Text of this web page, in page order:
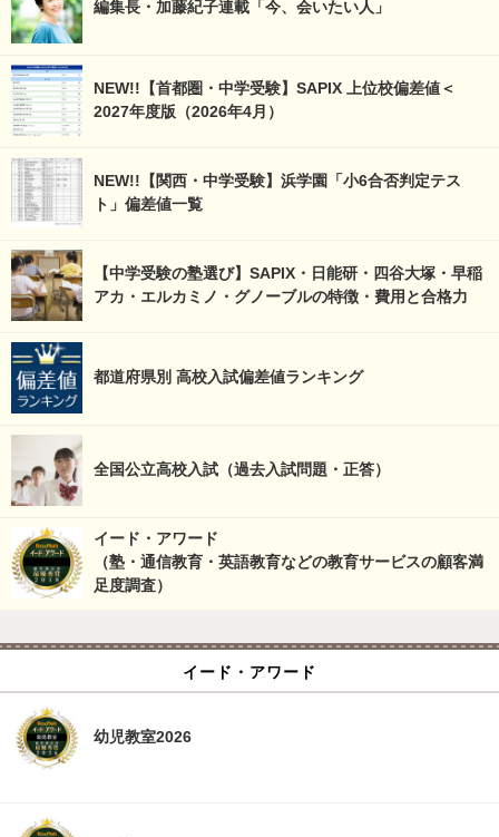
編集長・加藤紀子連載「今、会いたい人」
NEW!!【首都圏・中学受験】SAPIX 上位校偏差値＜
2027年度版（2026年4月）
NEW!!【関西・中学受験】浜学園「小6合否判定テス
ト」偏差値一覧
【中学受験の塾選び】SAPIX・日能研・四谷大塚・早稲
アカ・エルカミノ・グノーブルの特徴・費用と合格力
都道府県別 高校入試偏差値ランキング
全国公立高校入試（過去入試問題・正答）
イード・アワード
（塾・通信教育・英語教育などの教育サービスの顧客満
足度調査）
イード・アワード
幼児教室2026